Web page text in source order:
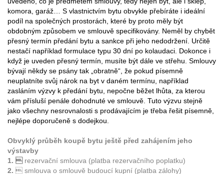
komora, garáž… S vlastnictvím bytu obvykle přebíráte i ideální
podíl na společných prostorách, které by proto měly být
obdobným způsobem ve smlouvě specifikovány. Neměl by chybět
přesný termín předání bytu a sankce při jeho nedodržení. Určitě
nestačí například formulace typu 30 dní po kolaudaci. Dokonce i
když je uveden přesný termín, musíte být dále ve střehu. Smlouvy
bývají někdy se psány tak „obratně“, že pokud písemně
neuplatníte svůj nárok na byt v daném termínu, například
zasláním výzvy k předání bytu, nepočne běžet lhůta, za kterou
vám přísluší penále dohodnuté ve smlouvě. Tuto výzvu stejně
jako všechny nesrovnalosti s prodávajícím je třeba řešit písemně,
nejlépe doporučeně s dodejkou.
Obvyklý průběh koupě bytu ještě před zahájením jeho
výstavby
1.  rezervační smlouva (platba rezervačního poplatku)
2.  smlouva o smlouvě budoucí kupní (platba zálohy)